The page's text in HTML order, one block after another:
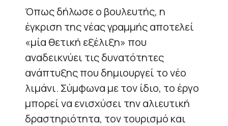
Όπως δήλωσε ο βουλευτής, η
έγκριση της νέας γραμμής αποτελεί
«μία θετική εξέλιξη» που
αναδεικνύει τις δυνατότητες
ανάπτυξης που δημιουργεί το νέο
λιμάνι. Σύμφωνα με τον ίδιο, το έργο
μπορεί να ενισχύσει την αλιευτική
δραστηριότητα, τον τουρισμό και